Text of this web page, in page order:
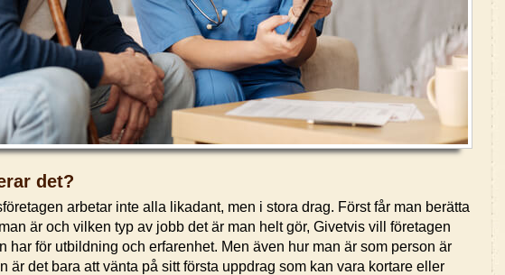
det?
arbetar inte alla likadant, men i stora drag. Först får man berätta
är och vilken typ av jobb det är man helt gör, Givetvis vill företagen
har för utbildning och erfarenhet. Men även hur man är som person är
är det bara att vänta på sitt första uppdrag som kan vara kortare eller